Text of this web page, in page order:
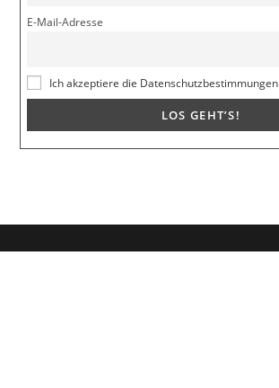
E-Mail-Adresse
Ich akzeptiere die Datenschutzbestimmungen